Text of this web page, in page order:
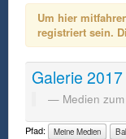
Um hier
registriert sein.
Galerie 2017
Medien
Pfad: Meine Medien